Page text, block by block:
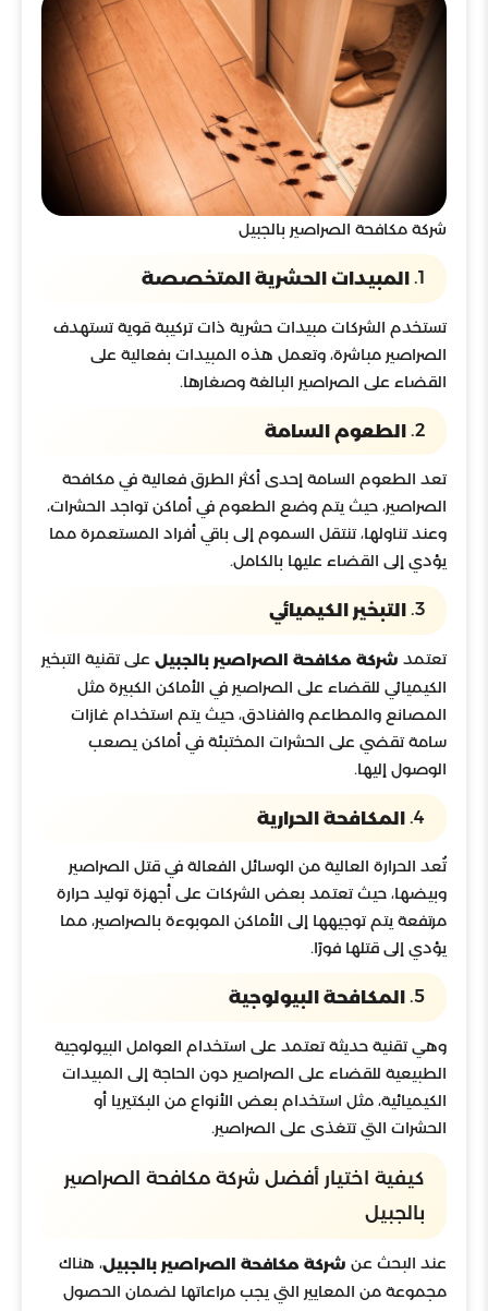
شركة مكافحة الصراصير بالجبيل
1. المبيدات الحشرية المتخصصة
تستخدم الشركات مبيدات حشرية ذات تركيبة قوية تستهدف
الصراصير مباشرة، وتعمل هذه المبيدات بفعالية على
القضاء على الصراصير البالغة وصغارها.
2. الطعوم السامة
تعد الطعوم السامة إحدى أكثر الطرق فعالية في مكافحة
الصراصير، حيث يتم وضع الطعوم في أماكن تواجد الحشرات،
وعند تناولها، تنتقل السموم إلى باقي أفراد المستعمرة مما
يؤدي إلى القضاء عليها بالكامل.
3. التبخير الكيميائي
تعتمد شركة مكافحة الصراصير بالجبيل على تقنية التبخير
الكيميائي للقضاء على الصراصير في الأماكن الكبيرة مثل
المصانع والمطاعم والفنادق، حيث يتم استخدام غازات
سامة تقضي على الحشرات المختبئة في أماكن يصعب
الوصول إليها.
4. المكافحة الحرارية
تُعد الحرارة العالية من الوسائل الفعالة في قتل الصراصير
وبيضها، حيث تعتمد بعض الشركات على أجهزة توليد حرارة
مرتفعة يتم توجيهها إلى الأماكن الموبوءة بالصراصير، مما
يؤدي إلى قتلها فورًا.
5. المكافحة البيولوجية
وهي تقنية حديثة تعتمد على استخدام العوامل البيولوجية
الطبيعية للقضاء على الصراصير دون الحاجة إلى المبيدات
الكيميائية، مثل استخدام بعض الأنواع من البكتيريا أو
الحشرات التي تتغذى على الصراصير.
كيفية اختيار أفضل شركة مكافحة الصراصير
بالجبيل
عند البحث عن شركة مكافحة الصراصير بالجبيل، هناك
مجموعة من المعايير التي يجب مراعاتها لضمان الحصول